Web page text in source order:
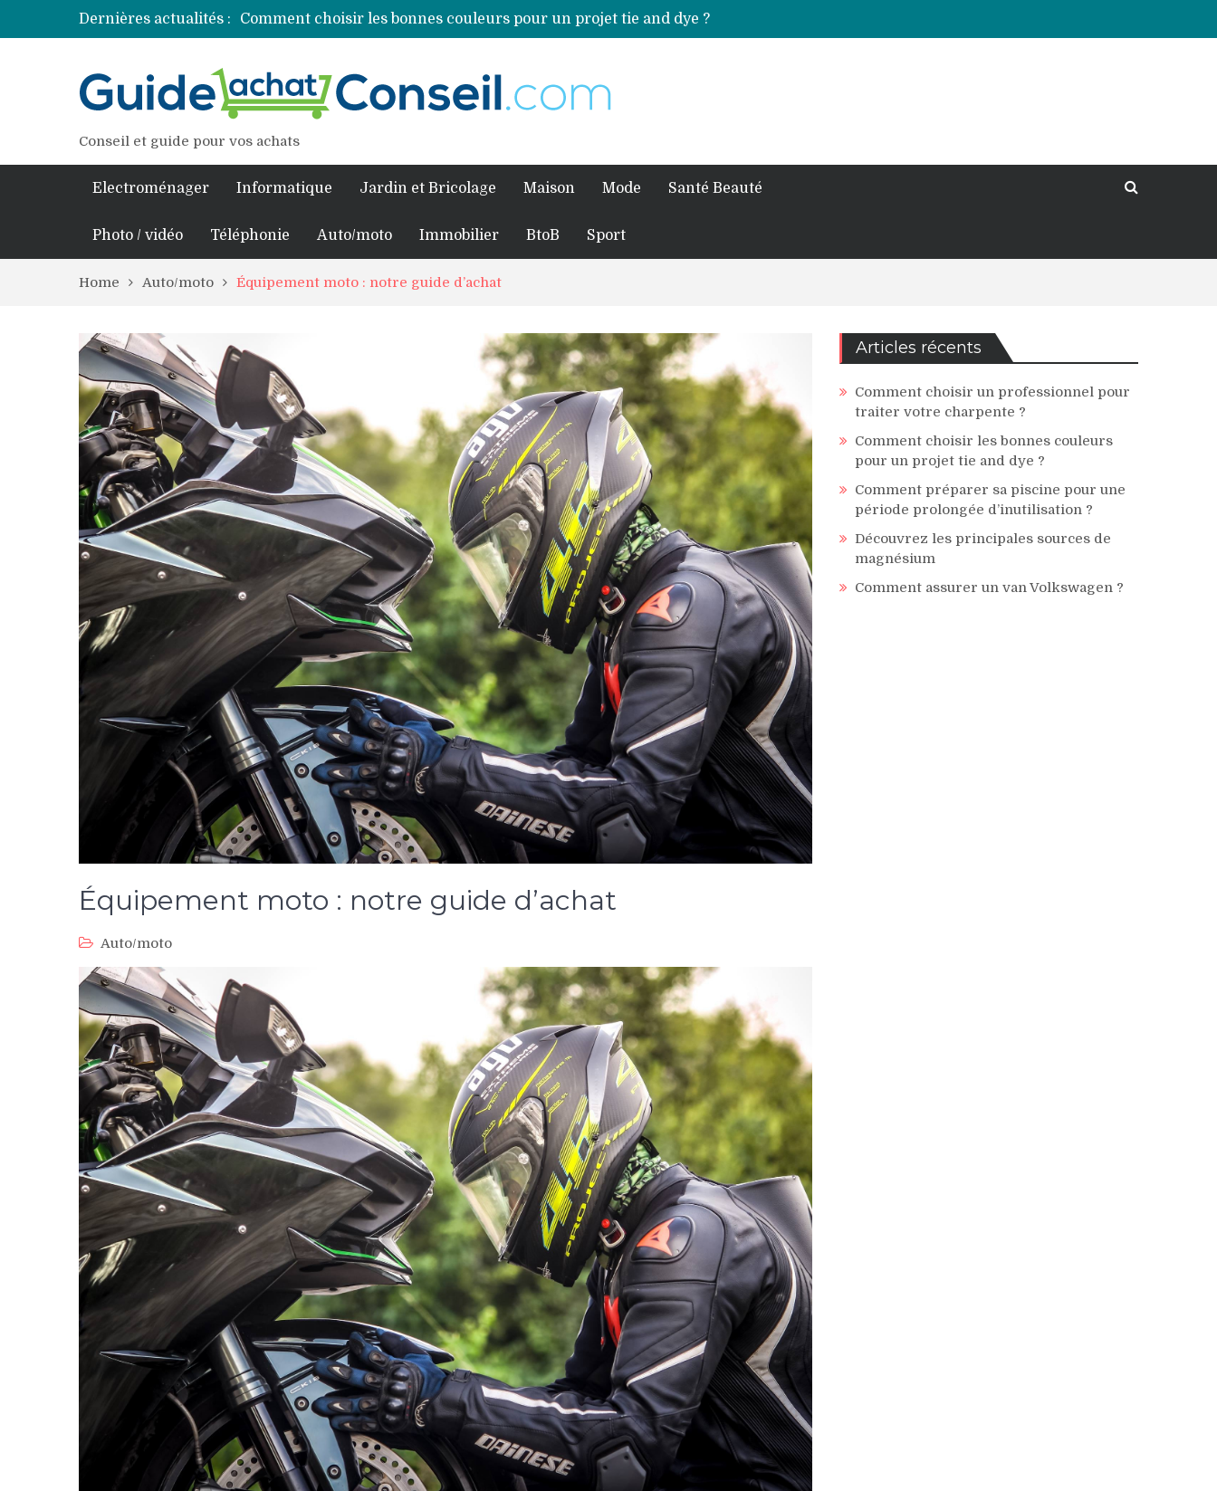
Dernières actualités :
Comment choisir les bonnes couleurs pour un projet tie and dye ?
Comment préparer sa piscine pour une période prolongée d’inutilisation ?
Comment assurer un van Volkswagen ?
Comment choisir un professionnel pour traiter votre charpente ?
Conseil et guide pour vos achats
Electroménager Informatique Jardin et Bricolage Maison Mode Santé Beauté
Photo / vidéo Téléphonie Auto/moto Immobilier BtoB Sport
Home Auto/moto Équipement moto : notre guide d’achat
Équipement moto : notre guide d’achat
Auto/moto
Articles récents
Comment choisir un professionnel pour
traiter votre charpente ?
Comment choisir les bonnes couleurs
pour un projet tie and dye ?
Comment préparer sa piscine pour une
période prolongée d’inutilisation ?
Découvrez les principales sources de
magnésium
Comment assurer un van Volkswagen ?